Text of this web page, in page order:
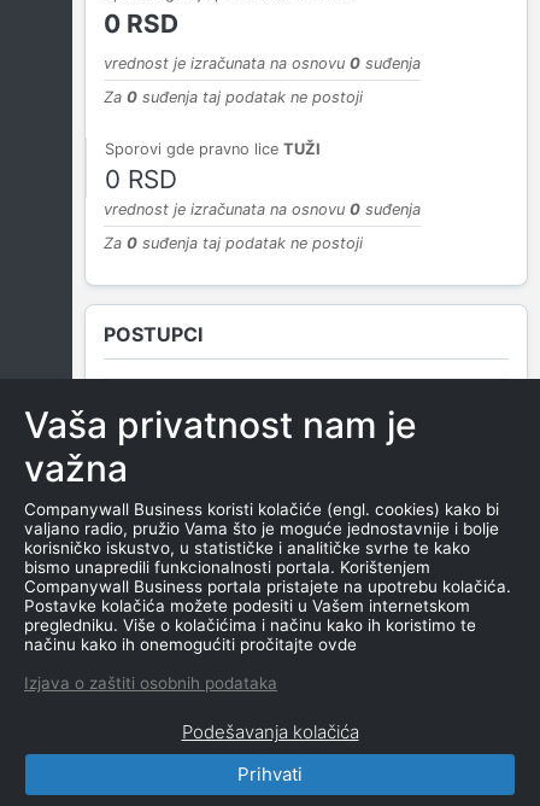
0 RSD
vrednost je izračunata na osnovu 0 suđenja
Za 0 suđenja taj podatak ne postoji
Sporovi gde pravno lice TUŽI
0 RSD
vrednost je izračunata na osnovu 0 suđenja
Za 0 suđenja taj podatak ne postoji
POSTUPCI
NEMA SUDSKIH OBJAVA
ROČIŠTA
NEMA SUDSKIH OBJAVA
CompanyWall Business © 2026
korišćenja | Izjava o privatnosti
Vaša privatnost nam je
važna
Companywall Business koristi kolačiće (engl. cookies) kako bi
valjano radio, pružio Vama što je moguće jednostavnije i bolje
korisničko iskustvo, u statističke i analitičke svrhe te kako
bismo unapredili funkcionalnosti portala. Korištenjem
Companywall Business portala pristajete na upotrebu kolačića.
Postavke kolačića možete podesiti u Vašem internetskom
pregledniku. Više o kolačićima i načinu kako ih koristimo te
načinu kako ih onemogućiti pročitajte ovde
Izjava o zaštiti osobnih podataka
Podešavanja kolačića
Prihvati